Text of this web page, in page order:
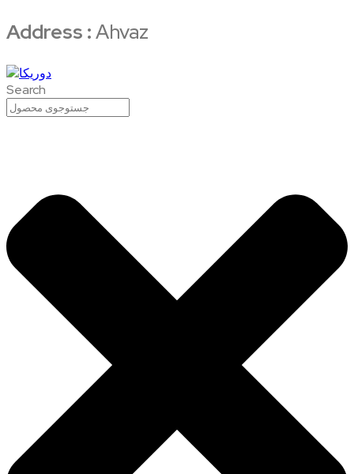
Address :Ahvaz
Search